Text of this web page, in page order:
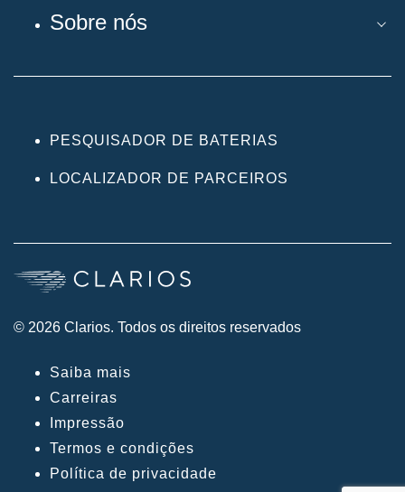
Sobre nós
PESQUISADOR DE BATERIAS
LOCALIZADOR DE PARCEIROS
© 2026 Clarios. Todos os direitos reservados
Saiba mais
Carreiras
Impressão
Termos e condições
Política de privacidade